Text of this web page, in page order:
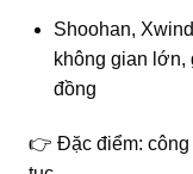
Shoohan,
không gian lớn,
đồng
👉 Đặc điểm: công